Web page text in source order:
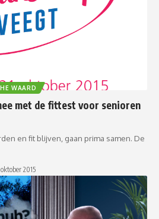
WAARD
met de fittest voor senioren
en fit blijven, gaan prima samen. De
2015